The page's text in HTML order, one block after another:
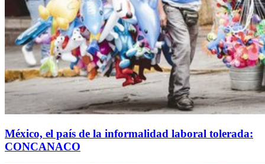
México, el país de la informalidad laboral tolerada:
CONCANACO